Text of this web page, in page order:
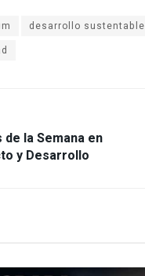
desarrollo sustentable
la Semana en
y Desarrollo